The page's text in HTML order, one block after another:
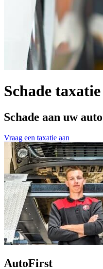
Schade
Schade aan uw
Vraag een taxatie aan
AutoFirst